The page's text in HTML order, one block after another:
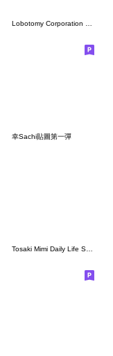
Lobotomy Corporation Sephira
幸Sachi貼圖第一彈